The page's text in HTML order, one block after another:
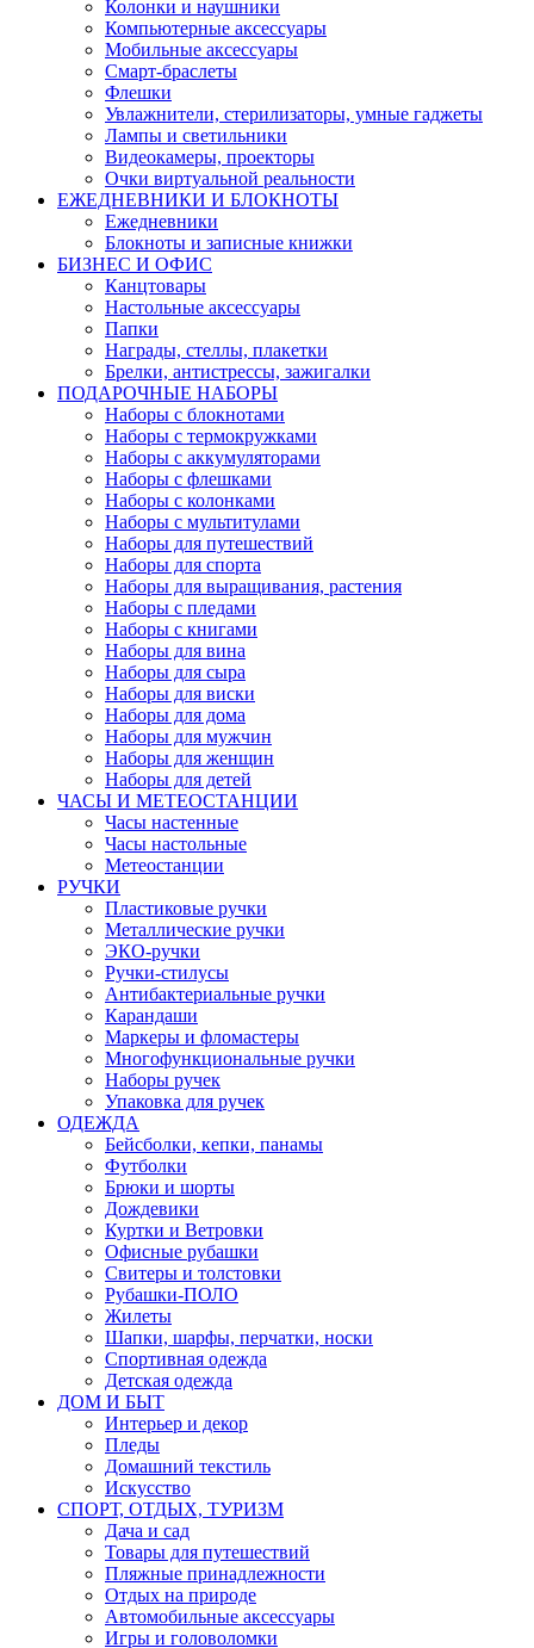
Колонки и наушники
Компьютерные аксессуары
Мобильные аксессуары
Смарт-браслеты
Флешки
Увлажнители, стерилизаторы, умные гаджеты
Лампы и светильники
Видеокамеры, проекторы
Очки виртуальной реальности
ЕЖЕДНЕВНИКИ И БЛОКНОТЫ
Ежедневники
Блокноты и записные книжки
БИЗНЕС И ОФИС
Канцтовары
Настольные аксессуары
Папки
Награды, стеллы, плакетки
Брелки, антистрессы, зажигалки
ПОДАРОЧНЫЕ НАБОРЫ
Наборы с блокнотами
Наборы с термокружками
Наборы с аккумуляторами
Наборы с флешками
Наборы с колонками
Наборы с мультитулами
Наборы для путешествий
Наборы для спорта
Наборы для выращивания, растения
Наборы с пледами
Наборы с книгами
Наборы для вина
Наборы для сыра
Наборы для виски
Наборы для дома
Наборы для мужчин
Наборы для женщин
Наборы для детей
ЧАСЫ И МЕТЕОСТАНЦИИ
Часы настенные
Часы настольные
Метеостанции
РУЧКИ
Пластиковые ручки
Металлические ручки
ЭКО-ручки
Ручки-стилусы
Антибактериальные ручки
Карандаши
Маркеры и фломастеры
Многофункциональные ручки
Наборы ручек
Упаковка для ручек
ОДЕЖДА
Бейсболки, кепки, панамы
Футболки
Брюки и шорты
Дождевики
Куртки и Ветровки
Офисные рубашки
Свитеры и толстовки
Рубашки-ПОЛО
Жилеты
Шапки, шарфы, перчатки, носки
Спортивная одежда
Детская одежда
ДОМ И БЫТ
Интерьер и декор
Пледы
Домашний текстиль
Искусство
СПОРТ, ОТДЫХ, ТУРИЗМ
Дача и сад
Товары для путешествий
Пляжные принадлежности
Отдых на природе
Автомобильные аксессуары
Игры и головоломки